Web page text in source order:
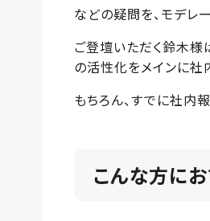
などの疑問を、モデ
ご登壇いただく鈴木様
の活性化をメインに社
もちろん、すでに社内
こんな方に